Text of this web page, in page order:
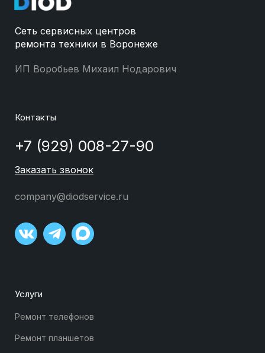
Сеть сервисных центров
ремонта техники в Воронеже
ИП Воробьев Михаил Нодарович
Контакты
+7 (929) 008-27-90
Заказать звонок
company@diodservice.ru
Услуги
Ремонт телефонов
Ремонт планшетов